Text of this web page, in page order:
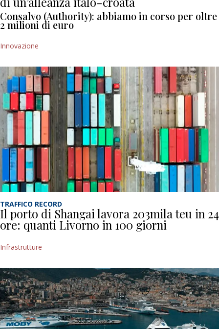
Consalvo (Authority): abbiamo in corso per oltre
2 milioni di euro
Innovazione
TRAFFICO RECORD
Il porto di Shangai lavora 203mila teu in 24
ore: quanti Livorno in 100 giorni
Infrastrutture